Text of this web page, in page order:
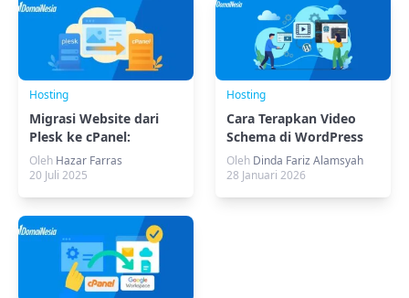
Hosting
Migrasi Website dari
Plesk ke cPanel:
Langkah Praktis
Oleh Hazar Farras
20 Juli 2025
Hosting
Cara Terapkan Video
Schema di WordPress
(Metode Manual)
Oleh Dinda Fariz Alamsyah
28 Januari 2026